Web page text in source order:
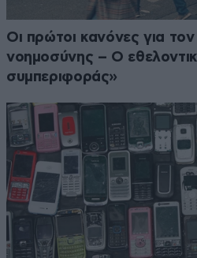
Οι πρώτοι κανόνες για
νοημοσύνης – Ο
συμπεριφοράς»